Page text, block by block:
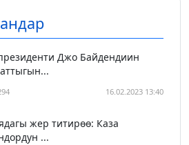
Джо Байдендиин
16.02.2023 13:40
жер титирөө: Каза
...